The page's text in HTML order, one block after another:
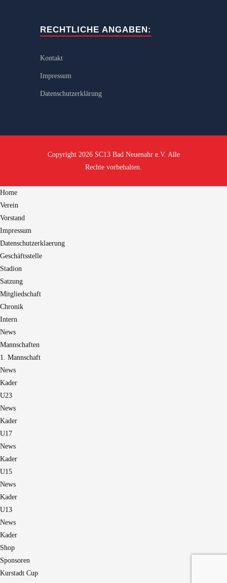
RECHTLICHE ANGABEN:
Kontakt
Impressum
Datenschutzerklärung
Copyright 2026 SC13 Bad Neuenahr e.V. Alle
Rechte vorbehalten.
Home
Verein
Vorstand
Impressum
Datenschutzerklaerung
Geschäftsstelle
Stadion
Satzung
Mitgliedschaft
Chronik
Intern
News
Mannschaften
1. Mannschaft
News
Kader
U23
News
Kader
U17
News
Kader
U15
News
Kader
U13
News
Kader
Shop
Sponsoren
Kurstadt Cup